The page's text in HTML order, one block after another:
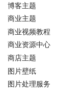
博客主题
商业主题
商业视频教程
商业资源中心
商店主题
图片壁纸
图片处理服务